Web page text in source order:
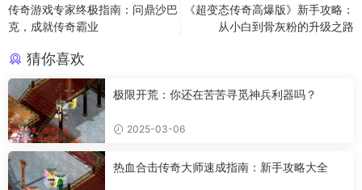
传奇游戏专家终极指南：问鼎沙巴
克，成就传奇霸业
《超变态传奇高爆版》新手攻略：
从小白到骨灰粉的升级之路
猜你喜欢
极限开荒：你还在苦苦寻觅神兵利器吗？
2025-03-06
热血合击传奇大师速成指南：新手攻略大全